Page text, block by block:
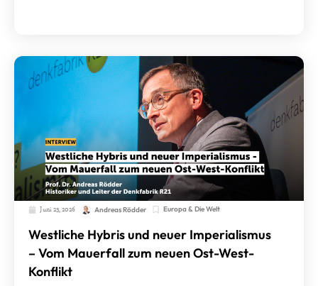
Juni 23, 2026 Andreas Rödder Europa & Die Welt
Westliche Hybris und neuer Imperialismus
– Vom Mauerfall zum neuen Ost-West-
Konflikt